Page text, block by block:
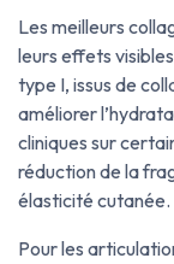
Les meilleurs
leurs effets
type I, issus de
améliorer
cliniques sur
réduction de la
élasticité cutanée.
Pour les